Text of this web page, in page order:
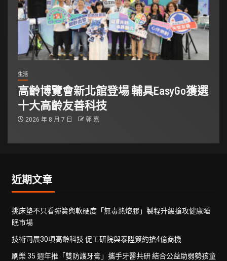
生活
高齡博覽會新北館登場 輔具EasyGo獲選
十大高齡友善科技
2026 年 8 月 7 日 郭 嘉
近期文章
挑床墊不只看彈簧與軟硬度「無毒熱熔膠」製程升級搶攻健康睡
眠市場
技術司展30項高齡科技 促工研院與泰陞簽約搶4億商機
刷樂 35 週年推「雙防護牙膏」攜手牙醫共研 結合公益助弱勢孩童